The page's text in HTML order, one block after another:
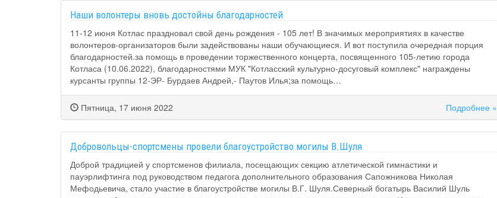
Наши волонтеры вновь достойны благодарностей
11-12 июня Котлас праздновал свой день рождения - 105 лет! В значимых мероприятиях в качестве
волонтеров-организаторов были задействованы наши обучающиеся. И вот поступила очередная порция
благодарностей.за помощь в проведении торжественного концерта, посвященного 105-летию города
Котласа (10.06.2022), благодарностями МУК "Котласский культурно-досуговый комплекс" награждены
курсанты группы 12-ЭР- Бурдаев Андрей,- Паутов Илья;за помощь…
Пятница, 17 июня 2022 Подробнее »
Добровольцы-спортсмены провели благоустройство могилы В.Шуля
Доброй традицией у спортсменов филиала, посещающих секцию атлетической гимнастики и
пауэрлифтинга под руководством педагога дополнительного образования Сапожникова Николая
Мефодьевича, стало участие в благоустройстве могилы В.Г. Шуля.Северный богатырь Василий Шуль